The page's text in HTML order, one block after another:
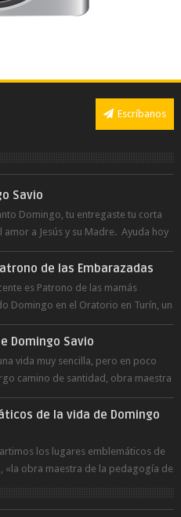
Escríbanos
Savio
Domingo, tu entregaste tu corta
a Jesús y su Madre. Ayuda hoy
de las Embarazadas
es Patrono de las mamás
Domingo en el Oratorio en Turín, un
Domingo Savio
vida muy sencilla, pero en poco
camino de santidad, obra maestra
de la vida de Domingo
los lugares emblemáticos de
«la obra maestra de la pedagogía de